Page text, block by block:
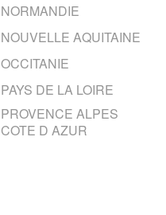
NORMANDIE
NOUVELLE AQUITAINE
OCCITANIE
PAYS DE LA LOIRE
PROVENCE ALPES
COTE D AZUR